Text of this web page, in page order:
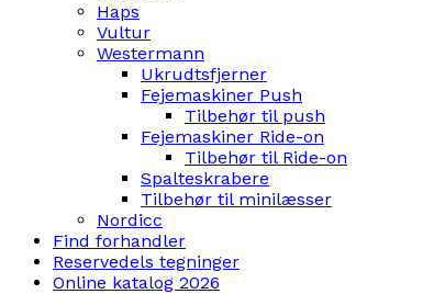
Haps
Vultur
Westermann
Ukrudtsfjerner
Fejemaskiner Push
Tilbehør til push
Fejemaskiner Ride-on
Tilbehør til Ride-on
Spalteskrabere
Tilbehør til minilæsser
Nordicc
Find forhandler
Reservedels tegninger
Online katalog 2026